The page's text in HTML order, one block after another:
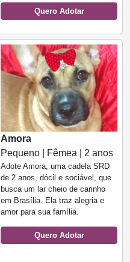
Quero Adotar
Amora
Pequeno | Fêmea | 2 anos
Adote Amora, uma cadela SRD
de 2 anos, dócil e sociável, que
busca um lar cheio de carinho
em Brasília. Ela traz alegria e
amor para sua família.
Quero Adotar